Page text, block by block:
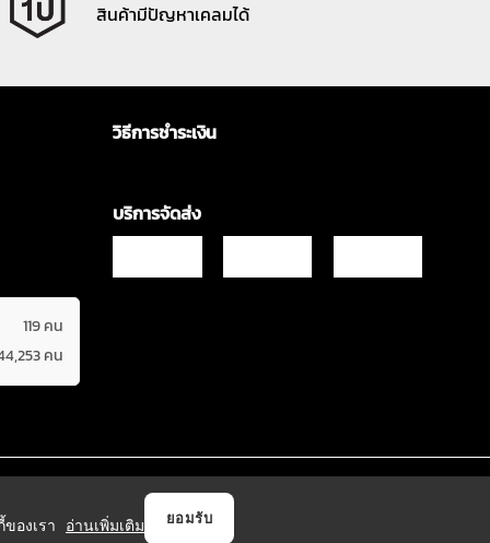
สินค้ามีปัญหาเคลมได้
119 คน
คน
วิธีการชำระเงิน
บริการจัดส่ง
องเรา อ่านเพิ่มเติม ยอมรับ